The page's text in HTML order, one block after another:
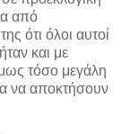
από
ότι όλοι αυτοί
και με
τόσο μεγάλη
να αποκτήσουν